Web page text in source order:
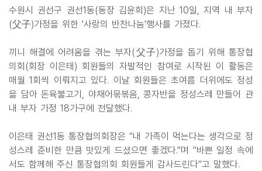
수원시 권선구 권선1동(동장 김윤희)은 지난 10일, 지역 내 부자
(父子)가정을 위한 '사랑의 반찬나눔'행사를 가졌다.
끼니 해결에 어려움을 겪는 부자(父子)가정을 돕기 위해 통장협
의회(회장 이은태) 회원들의 자발적인 참여로 시작된 이 활동은
매월 1회씩 이뤄지고 있다. 이날 회원들은 초여름 더위에도 정성
을 담아 돈육불고기, 야채어묶볶음, 콩자반을 정성스레 만들어 관
내 부자 가정 18가구에 전달했다.
이은태 권선1동 통장협의회장은 "내 가족이 먹는다는 생각으로 정
성스레 준비한 만큼 맛있게 드셨으면 좋겠다."며 "바쁜 일정 속에
서도 함께해 주신 통장협의회 회원들게 감사드린다"고 말했다.